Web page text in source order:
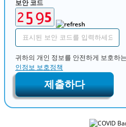
보안 코드
귀하의 개인 정보를 안전하게 보호하
인정보 보호정책
제출하다